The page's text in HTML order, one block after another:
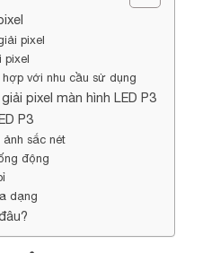
pixel
pixel
với nhu cầu sử dụng
pixel màn hình LED P3
P3
sắc nét
động
dạng